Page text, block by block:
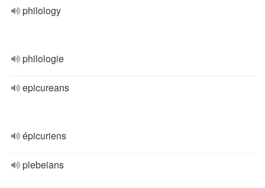
philology
philologie
epicureans
épicuriens
plebeians